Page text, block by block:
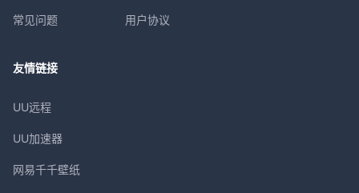
常见问题 用户协议
友情链接
UU远程
UU加速器
网易千千壁纸